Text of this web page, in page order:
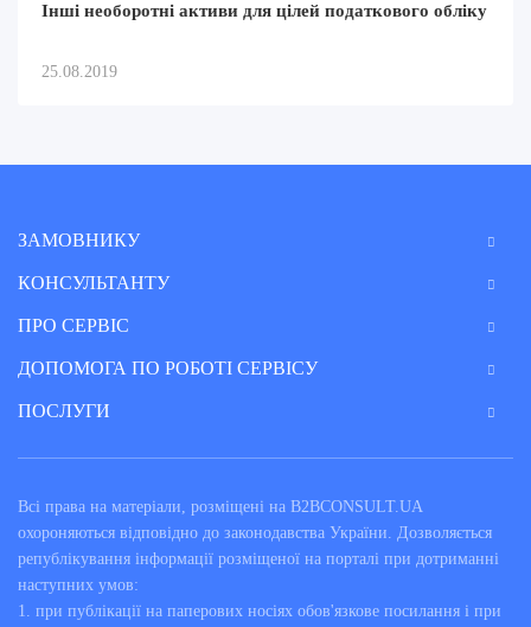
Інші необоротні активи для цілей податкового обліку
25.08.2019
ЗАМОВНИКУ
КОНСУЛЬТАНТУ
ПРО СЕРВІС
ДОПОМОГА ПО РОБОТІ СЕРВІСУ
ПОСЛУГИ
Всі права на матеріали, розміщені на B2BCONSULT.UA
охороняються відповідно до законодавства України. Дозволяється
републікування інформації розміщеної на порталі при дотриманні
наступних умов:
1. при публікації на паперових носіях обов'язкове посилання і при